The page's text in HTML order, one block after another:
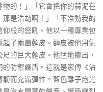
的！」「它會把你的蒜泥在
是浩劫啊！」「不准動我的
般的怒吼。他以一種專業包
了兩團麵皮。麵皮被他用氣
的巨大麵皮。他猛地擲出，
防禦護盾。這就是家傳《沾
而充滿彈性。藍色離子炮光